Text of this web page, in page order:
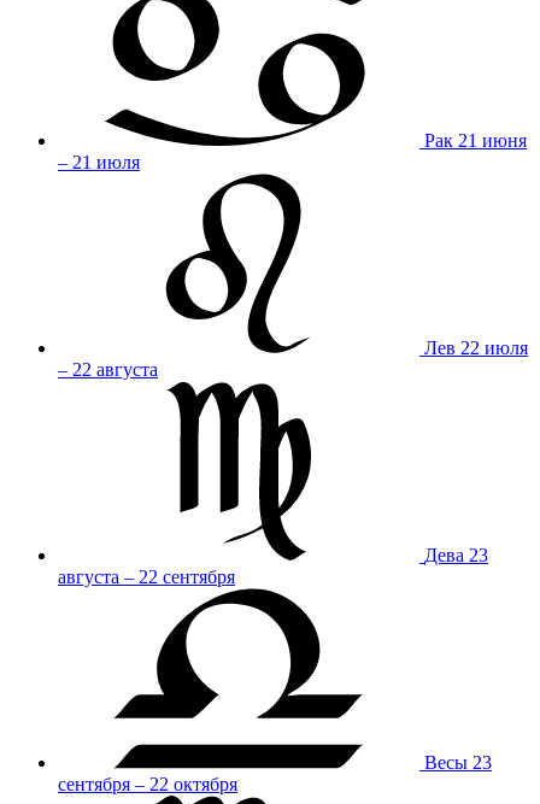
Рак 21 июня
– 21 июля
Лев 22 июля
– 22 августа
Дева 23
августа – 22 сентября
Весы 23
сентября – 22 октября